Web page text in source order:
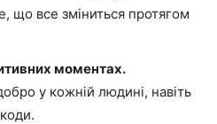
що все зміниться протягом
моментах.
у кожній людині, навіть